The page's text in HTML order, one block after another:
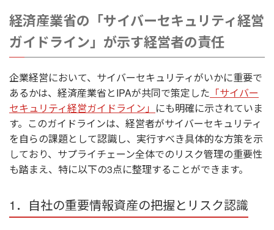
経済産業省の「サイバーセキュリティ経営
ガイドライン」が示す経営者の責任
企業経営において、サイバーセキュリティがいかに重要で
あるかは、経済産業省とIPAが共同で策定した 「サイバー
セキュリティ経営ガイドライン」 にも明確に示されていま
す。このガイドラインは、経営者がサイバーセキュリティ
を自らの課題として認識し、実行すべき具体的な方策を示
しており、サプライチェーン全体でのリスク管理の重要性
も踏まえ、特に以下の3点に整理することができます。
1．自社の重要情報資産の把握とリスク認識